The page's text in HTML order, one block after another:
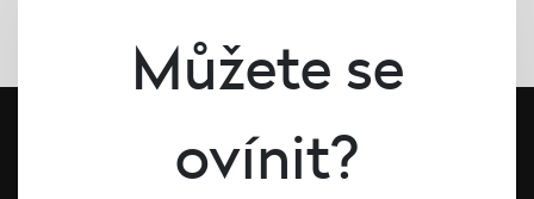
Můžete se
ovínit?